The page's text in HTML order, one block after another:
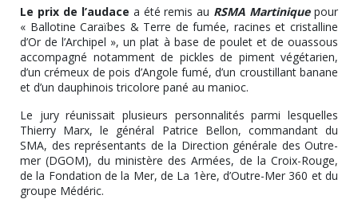
Le prix de l’audace a été remis au RSMA Martiniquepour
« Ballotine Caraïbes & Terre de fumée, racines et cristalline
d’Or de l’Archipel », un plat à base de poulet et de ouassous
accompagné notamment de pickles de piment végétarien,
d’un crémeux de pois d’Angole fumé, d’un croustillant banane
et d’un dauphinois tricolore pané au manioc.
Le jury réunissait plusieurs personnalités parmi lesquelles
Thierry Marx, le général Patrice Bellon, commandant du
SMA, des représentants de la Direction générale des Outre-
mer (DGOM), du ministère des Armées, de la Croix-Rouge,
de la Fondation de la Mer, de La 1ère, d’Outre-Mer 360 et du
groupe Médéric.